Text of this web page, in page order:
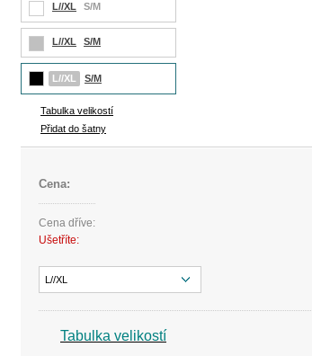
L//XL S/M
L//XL S/M
L//XL S/M
Tabulka velikostí
Přidat do šatny
Cena:
Cena dříve:
Ušetříte:
L//XL
Tabulka velikostí